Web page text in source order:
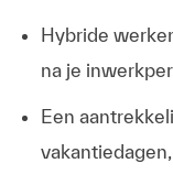
Hybride
na je
Een